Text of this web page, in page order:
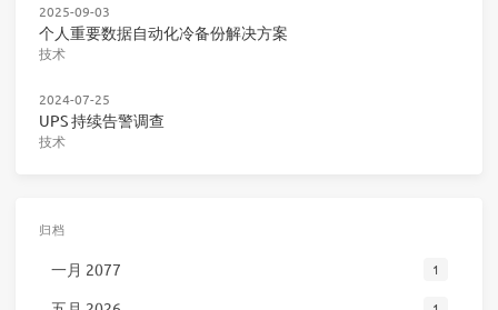
2025-09-03
个人重要数据自动化冷备份解决方案
技术
2024-07-25
UPS 持续告警调查
技术
归档
一月 2077 1